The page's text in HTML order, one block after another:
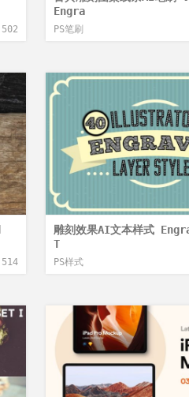
502
Engra
PS笔刷
514
雕刻效果AI文本样式
T
PS样式